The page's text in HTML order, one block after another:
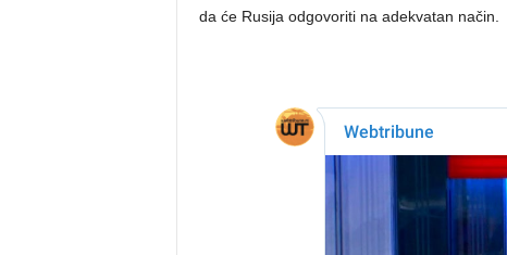
da će Rusija odgovoriti na adekvatan način.